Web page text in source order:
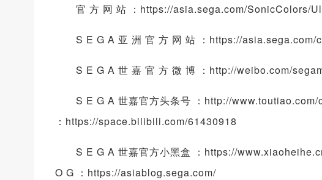
官 方 网 站 ：https://asia.sega.com/SonicColors/
S E G A 亚 洲 官 方 网 站 ：https://asia.sega.com/
S E G A 世 嘉 官 方 微 博 ：http://weibo.com/
S E G A 世嘉官方头条号 ：http://
：https://space.bilibili.com/61430918
S E G A 世嘉官方小黑盒 ：https://
O G ：https://asiablog.sega.com/